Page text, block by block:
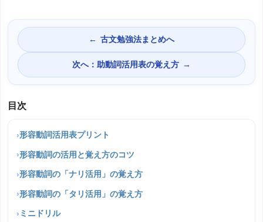
古文勉強法まとめへ
次へ：助動詞活用表の覚え方
目次
形容動詞活用表プリント
形容動詞の活用と覚え方のコツ
形容動詞の「ナリ活用」の覚え方
形容動詞の「タリ活用」の覚え方
ミニドリル